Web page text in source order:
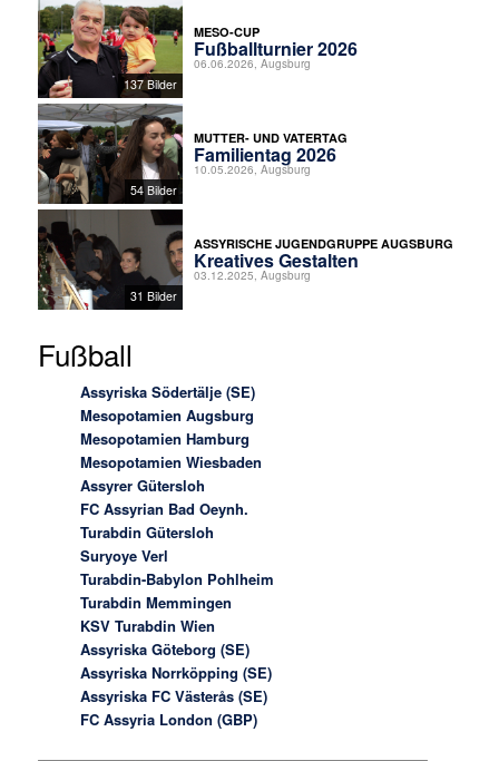
137 Bilder
MESO-CUP
Fußballturnier 2026
06.06.2026, Augsburg
54 Bilder
MUTTER- UND VATERTAG
Familientag 2026
10.05.2026, Augsburg
31 Bilder
ASSYRISCHE JUGENDGRUPPE AUGSBURG
Kreatives Gestalten
03.12.2025, Augsburg
Fußball
Assyriska Södertälje (SE)
Mesopotamien Augsburg
Mesopotamien Hamburg
Mesopotamien Wiesbaden
Assyrer Gütersloh
FC Assyrian Bad Oeynh.
Turabdin Gütersloh
Suryoye Verl
Turabdin-Babylon Pohlheim
Turabdin Memmingen
KSV Turabdin Wien
Assyriska Göteborg (SE)
Assyriska Norrköpping (SE)
Assyriska FC Västerås (SE)
FC Assyria London (GBP)